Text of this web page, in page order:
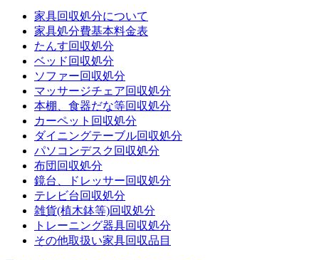
家具回収処分について
家具処分費基本料金表
たんす回収処分
ベッド回収処分
ソファー回収処分
マッサージチェア回収処分
本棚、食器だな等回収処分
カーペット回収処分
ダイニングテーブル回収処分
パソコンデスク回収処分
布団回収処分
鏡台、ドレッサー回収処分
テレビ台回収処分
雑貨(植木鉢等)回収処分
トレーニング器具回収処分
その他取扱い家具回収品目